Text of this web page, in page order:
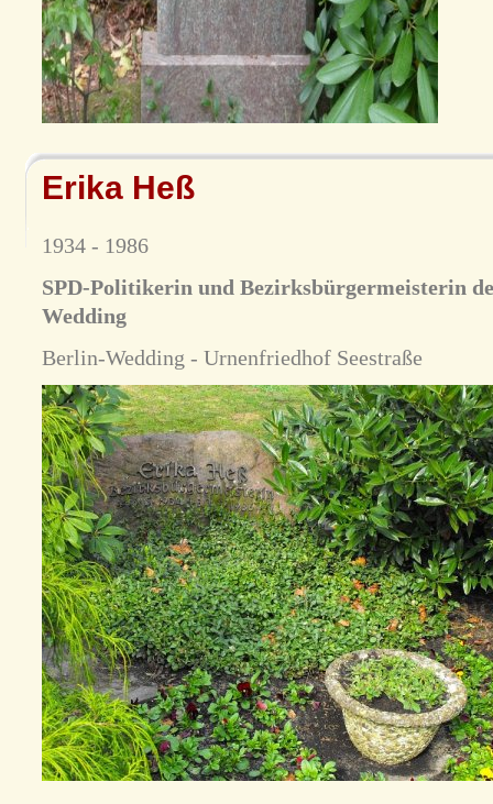
Erika Heß
1934 - 1986
SPD-Politikerin und Bezirksbürgermeisterin
Wedding
Berlin-Wedding - Urnenfriedhof Seestraße